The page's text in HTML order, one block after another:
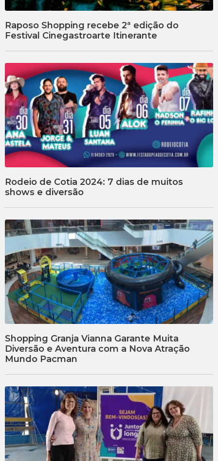
Raposo Shopping recebe 2ª edição do
Festival Cinegastroarte Itinerante
Rodeio de Cotia 2024: 7 dias de muitos
shows e diversão
Shopping Granja Vianna Garante Muita
Diversão e Aventura com a Nova Atração
Mundo Pacman